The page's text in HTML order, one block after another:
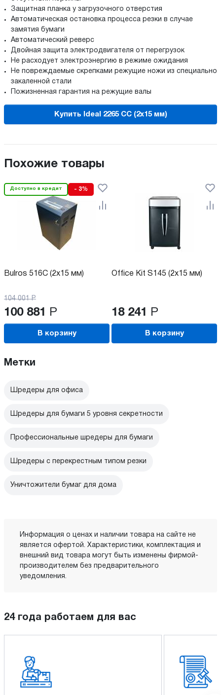
Защитная планка у загрузочного отверстия
Автоматическая остановка процесса резки в случае
замятия бумаги
Автоматический реверс
Двойная защита электродвигателя от перегрузок
Не расходует электроэнергию в режиме ожидания
Не повреждаемые скрепками режущие ножи из специально
закаленной стали
Пожизненная гарантия на режущие валы
Купить Ideal 2265 CC (2x15 мм)
Похожие товары
Доступно в кредит - 3%
Bulros 516C (2x15 мм)
104 001 Р
100 881 Р
В корзину
Office Kit S145 (2x15 мм)
18 241 Р
В корзину
Метки
Шредеры для офиса
Шредеры для бумаги 5 уровня секретности
Профессиональные шредеры для бумаги
Шредеры с перекрестным типом резки
Уничтожители бумаг для дома
Информация о ценах и наличии товара на сайте не
является офертой. Характеристики, комплектация и
внешний вид товара могут быть изменены фирмой-
производителем без предварительного
уведомления.
24 года работаем для вас